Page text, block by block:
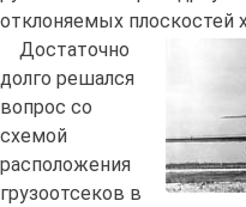
отклоняемых плоскостей
Достаточно
долго решался
вопрос со
схемой
расположения
грузоотсеков в